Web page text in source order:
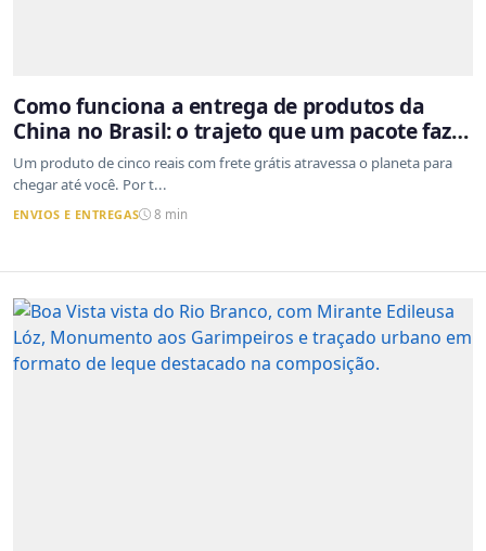
Como funciona a entrega de produtos da
China no Brasil: o trajeto que um pacote faz
do outro lado do mundo até a sua casa
Um produto de cinco reais com frete grátis atravessa o planeta para
chegar até você. Por t...
ENVIOS E ENTREGAS 8 min